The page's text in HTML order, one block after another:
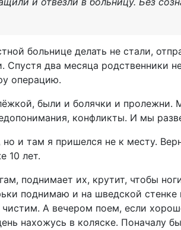
больнице делать не стали,
Спустя два месяца родственники
операцию.
были и болячки и пролежни.
конфликты. И мы
и там я пришелся не к месту.
10 лет.
поднимает их, крутит, чтобы
поднимаю и на шведской стенке
А вечером поем, если
нахожусь в коляске. Поначалу